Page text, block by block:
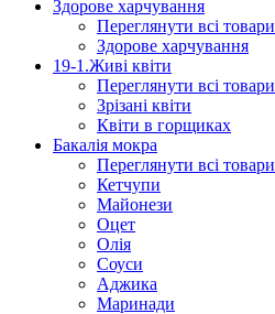
Здорове харчування
Переглянути всі товари
Здорове харчування
19-1.Живі квіти
Переглянути всі товари
Зрізані квіти
Квіти в горщиках
Бакалія мокра
Переглянути всі товари
Кетчупи
Майонези
Оцет
Олія
Соуси
Аджика
Маринади